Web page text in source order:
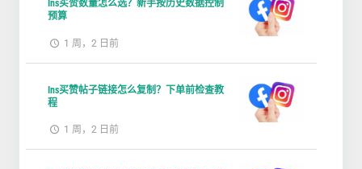
Ins买赞数量怎么选？新手按历史数据控制
预算
1 周，2 日前
Ins买赞帖子链接怎么复制？下单前检查教
程
1 周，2 日前